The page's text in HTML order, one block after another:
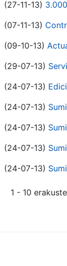
(27-11-13)
(07-11-13)
(09-10-13)
(29-07-13)
(24-07-13)
(24-07-13)
(24-07-13)
(24-07-13)
(24-07-13)
1 - 10